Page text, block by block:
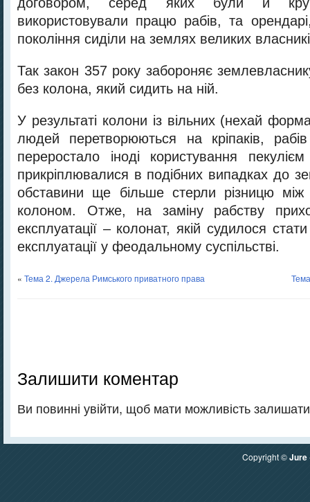
використовували працю рабів, та
покоління сиділи на землях великих
Так закон 357 року забороняє
без колона, який сидить на ній.
У результаті колони із вільних (нехай
людей перетворюються на кріпаків,
переростало іноді користування
прикріплювалися в подібних випадках до
обставини ще більше стерли різницю між
колоном. Отже, на заміну рабству
експлуатації – колонат, якій судилося
експлуатації у феодальному суспільстві.
« Тема 2. Джерела Римського приватного права
Залишити коментар
Ви повинні увійти, щоб мати можливість
Copyright ©Jure